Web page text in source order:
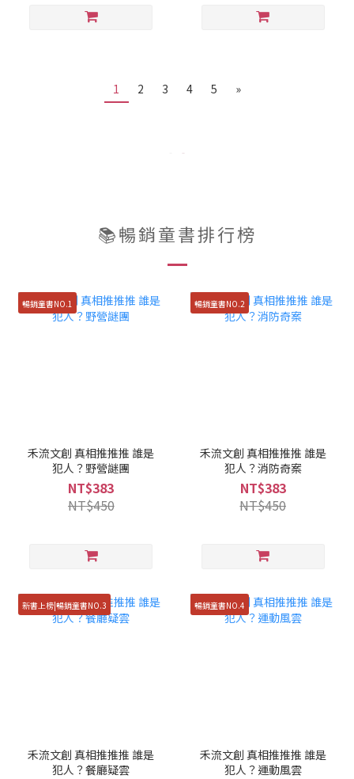
1 2 3 4 5 »
📚暢銷童書排行榜
暢銷童書NO.1
禾流文創 真相推推推 誰是
犯人？野營謎團
NT$383
NT$450
暢銷童書NO.2
禾流文創 真相推推推 誰是
犯人？消防奇案
NT$383
NT$450
新書上榜|暢銷童書NO.3
禾流文創 真相推推推 誰是
犯人？餐廳疑雲
暢銷童書NO.4
禾流文創 真相推推推 誰是
犯人？運動風雲